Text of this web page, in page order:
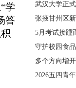
学
答
武汉大学正
张掖甘州区
5月考试接踵
守护校园食品
多个方向增
2026五四青